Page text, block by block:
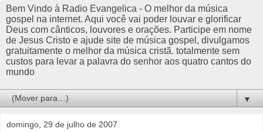
Bem Vindo à Radio Evangelica - O melhor da música
gospel na internet. Aqui você vai poder louvar e glorificar
Deus com cânticos, louvores e orações. Participe em nome
de Jesus Cristo e ajude site de música gospel, divulgamos
gratuitamente o melhor da música cristã. totalmente sem
custos para levar a palavra do senhor aos quatro cantos do
mundo
▼
domingo, 29 de julho de 2007